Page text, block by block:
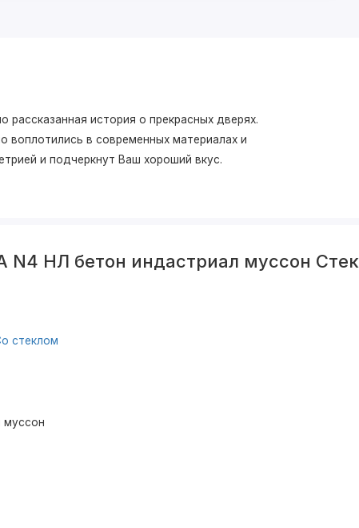
рассказанная история о прекрасных дверях.
воплотились в современных материалах и
и подчеркнут Ваш хороший вкус.
N4 НЛ бетон индастриал муссон
стеклом
муссон